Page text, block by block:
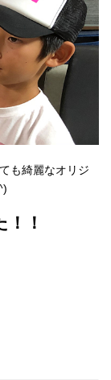
も綺麗なオリジ
！